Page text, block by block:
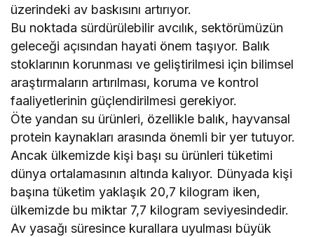
üzerindeki av baskısını artırıyor.
Bu noktada sürdürülebilir avcılık, sektörümüzün
geleceği açısından hayati önem taşıyor. Balık
stoklarının korunması ve geliştirilmesi için bilimsel
araştırmaların artırılması, koruma ve kontrol
faaliyetlerinin güçlendirilmesi gerekiyor.
Öte yandan su ürünleri, özellikle balık, hayvansal
protein kaynakları arasında önemli bir yer tutuyor.
Ancak ülkemizde kişi başı su ürünleri tüketimi
dünya ortalamasının altında kalıyor. Dünyada kişi
başına tüketim yaklaşık 20,7 kilogram iken,
ülkemizde bu miktar 7,7 kilogram seviyesindedir.
Av yasağı süresince kurallara uyulması büyük